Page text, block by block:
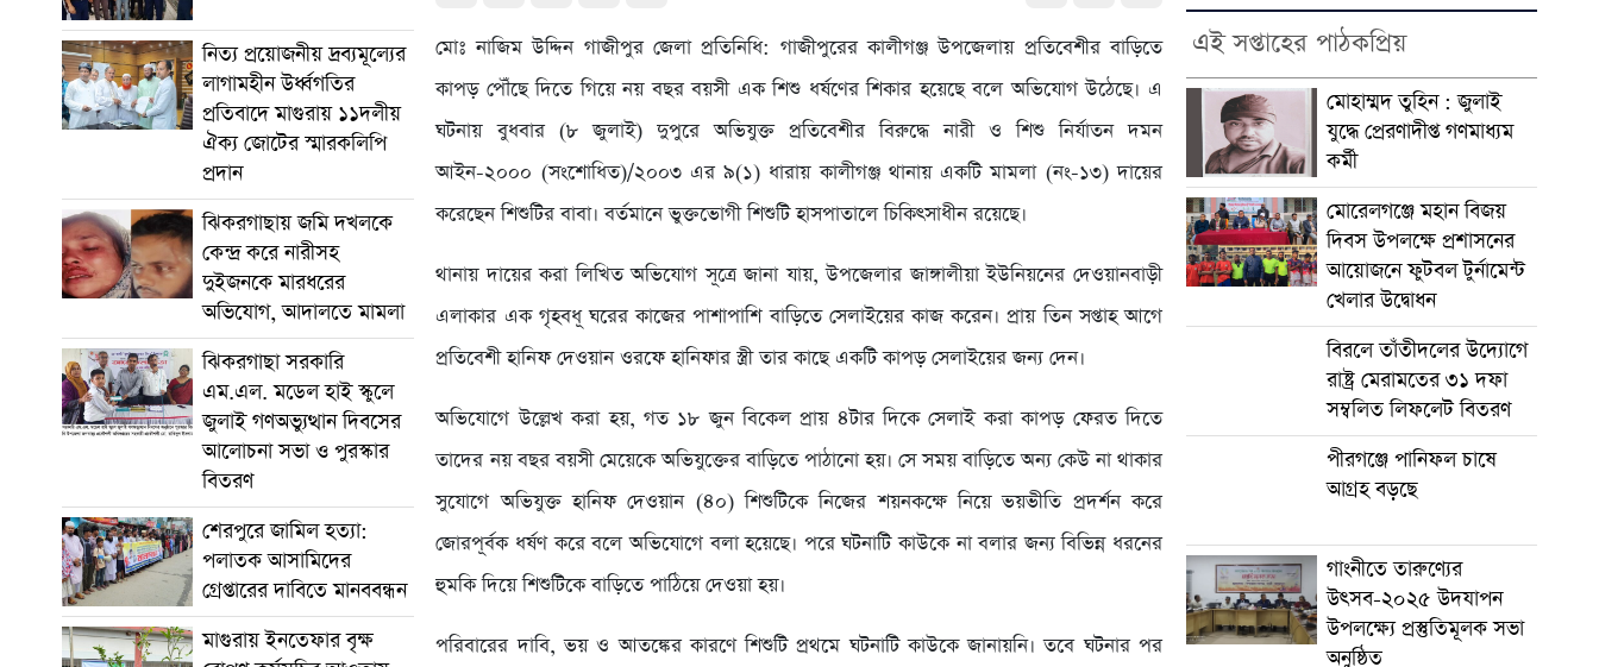
নিত্য প্রয়োজনীয় দ্রব্যমূল্যের
লাগামহীন উর্ধ্বগতির
প্রতিবাদে মাগুরায় ১১দলীয়
ঐক্য জোটের স্মারকলিপি
প্রদান
ঝিকরগাছায় জমি দখলকে
কেন্দ্র করে নারীসহ
দুইজনকে মারধরের
অভিযোগ, আদালতে মামলা
ঝিকরগাছা সরকারি
এম.এল. মডেল হাই স্কুলে
জুলাই গণঅভ্যুত্থান দিবসের
আলোচনা সভা ও পুরস্কার
বিতরণ
শেরপুরে জামিল হত্যা:
পলাতক আসামিদের
গ্রেপ্তারের দাবিতে মানববন্ধন
মাগুরায় ইনতেফার বৃক্ষ
মোঃ নাজিম উদ্দিন গাজীপুর জেলা প্রতিনিধি: গাজীপুরের কালীগঞ্জ উপজেলায় প্রতিবেশীর বাড়িতে
কাপড় পৌঁছে দিতে গিয়ে নয় বছর বয়সী এক শিশু ধর্ষণের শিকার হয়েছে বলে অভিযোগ উঠেছে। এ
ঘটনায় বুধবার (৮ জুলাই) দুপুরে অভিযুক্ত প্রতিবেশীর বিরুদ্ধে নারী ও শিশু নির্যাতন দমন
আইন-২০০০ (সংশোধিত)/২০০৩ এর ৯(১) ধারায় কালীগঞ্জ থানায় একটি মামলা (নং-১৩) দায়ের
করেছেন শিশুটির বাবা। বর্তমানে ভুক্তভোগী শিশুটি হাসপাতালে চিকিৎসাধীন রয়েছে।
থানায় দায়ের করা লিখিত অভিযোগ সূত্রে জানা যায়, উপজেলার জাঙ্গালীয়া ইউনিয়নের দেওয়ানবাড়ী
এলাকার এক গৃহবধূ ঘরের কাজের পাশাপাশি বাড়িতে সেলাইয়ের কাজ করেন। প্রায় তিন সপ্তাহ আগে
প্রতিবেশী হানিফ দেওয়ান ওরফে হানিফার স্ত্রী তার কাছে একটি কাপড় সেলাইয়ের জন্য দেন।
অভিযোগে উল্লেখ করা হয়, গত ১৮ জুন বিকেল প্রায় ৪টার দিকে সেলাই করা কাপড় ফেরত দিতে
তাদের নয় বছর বয়সী মেয়েকে অভিযুক্তের বাড়িতে পাঠানো হয়। সে সময় বাড়িতে অন্য কেউ না থাকার
সুযোগে অভিযুক্ত হানিফ দেওয়ান (৪০) শিশুটিকে নিজের শয়নকক্ষে নিয়ে ভয়ভীতি প্রদর্শন করে
জোরপূর্বক ধর্ষণ করে বলে অভিযোগে বলা হয়েছে। পরে ঘটনাটি কাউকে না বলার জন্য বিভিন্ন ধরনের
হুমকি দিয়ে শিশুটিকে বাড়িতে পাঠিয়ে দেওয়া হয়।
পরিবারের দাবি, ভয় ও আতঙ্কের কারণে শিশুটি প্রথমে ঘটনাটি কাউকে জানায়নি। তবে ঘটনার পর
এই সপ্তাহের পাঠকপ্রিয়
মোহাম্মদ তুহিন : জুলাই
যুদ্ধে প্রেরণাদীপ্ত গণমাধ্যম
কর্মী
মোরেলগঞ্জে মহান বিজয়
দিবস উপলক্ষে প্রশাসনের
আয়োজনে ফুটবল টুর্নামেন্ট
খেলার উদ্বোধন
বিরলে তাঁতীদলের উদ্যোগে
রাষ্ট্র মেরামতের ৩১ দফা
সম্বলিত লিফলেট বিতরণ
পীরগঞ্জে পানিফল চাষে
আগ্রহ বড়ছে
গাংনীতে তারুণ্যের
উৎসব-২০২৫ উদযাপন
উপলক্ষ্যে প্রস্তুতিমূলক সভা
অনুষ্ঠিত